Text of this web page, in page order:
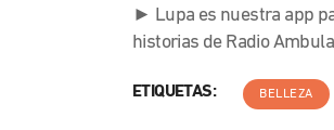
► Lupa es nuestra app
historias de Radio
ETIQUETAS: BELLEZA